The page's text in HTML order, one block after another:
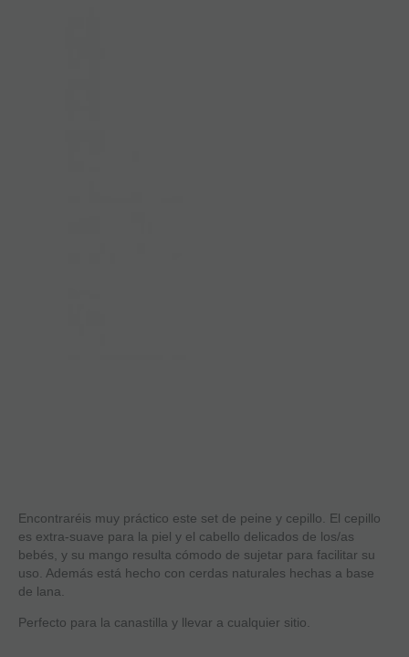
Encontraréis muy práctico este set de peine y cepillo. El cepillo
es extra-suave para la piel y el cabello delicados de los/as
bebés, y su mango resulta cómodo de sujetar para facilitar su
uso. Además está hecho con cerdas naturales hechas a base
de lana.
Perfecto para la canastilla y llevar a cualquier sitio.